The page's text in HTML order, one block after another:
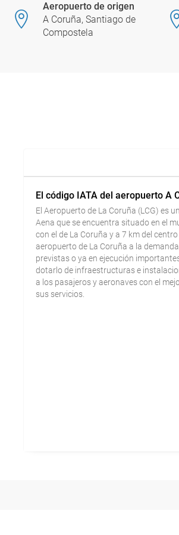
Aeropuerto de origen
A Coruña, Santiago de
Compostela
El código IATA del aeropuerto A
El Aeropuerto de La Coruña (LCG) es
Aena que se encuentra situado en el
con el de La Coruña y a 7 km del
aeropuerto de La Coruña a la
previstas o ya en ejecución
dotarlo de infraestructuras e
a los pasajeros y aeronaves con el
sus servicios.